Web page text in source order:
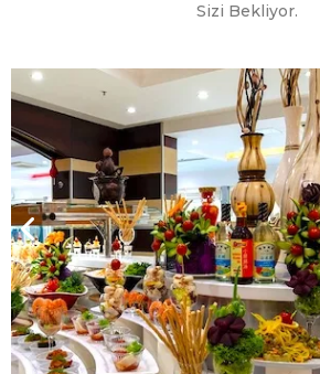
Sizi Bekliyor.